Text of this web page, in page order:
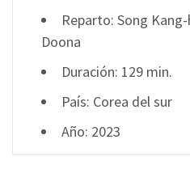
Reparto: Song
Doona
Duración: 129 min.
País: Corea del sur
Año: 2023